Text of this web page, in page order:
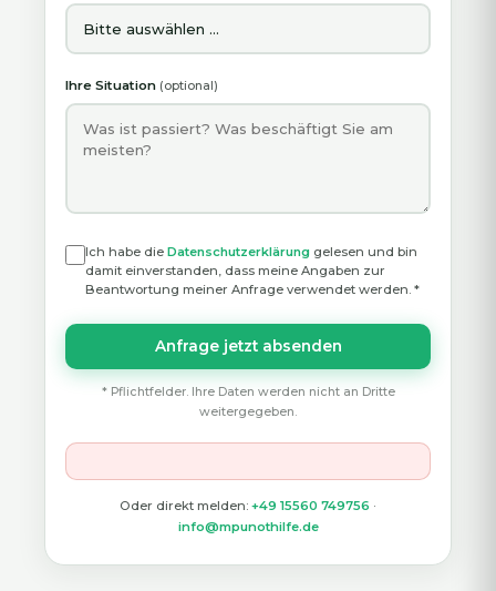
Ihre Situation (optional)
Ich habe die Datenschutzerklärung gelesen und bin
damit einverstanden, dass meine Angaben zur
Beantwortung meiner Anfrage verwendet werden. *
Anfrage jetzt absenden
* Pflichtfelder. Ihre Daten werden nicht an Dritte
weitergegeben.
Oder direkt melden: +49 15560 749756 ·
info@mpunothilfe.de